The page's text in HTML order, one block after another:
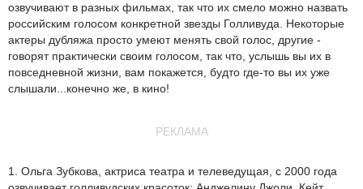
озвучивают в разных фильмах, так что их смело можно назвать
российским голосом конкретной звезды Голливуда. Некоторые
актеры дубляжа просто умеют менять свой голос, другие -
говорят практически своим голосом, так что, услышь вы их в
повседневной жизни, вам покажется, будто где-то вы их уже
слышали...конечно же, в кино!
РЕКЛАМА
1. Ольга Зубкова, актриса театра и телеведущая, с 2000 года